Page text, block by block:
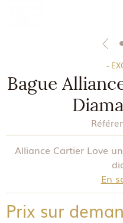
-
Bague
Alliance Cartier Love
En
Prix sur